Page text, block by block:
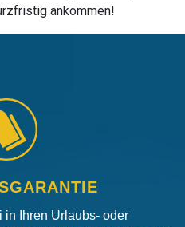
ankommen!
in Ihren Urlaubs- oder